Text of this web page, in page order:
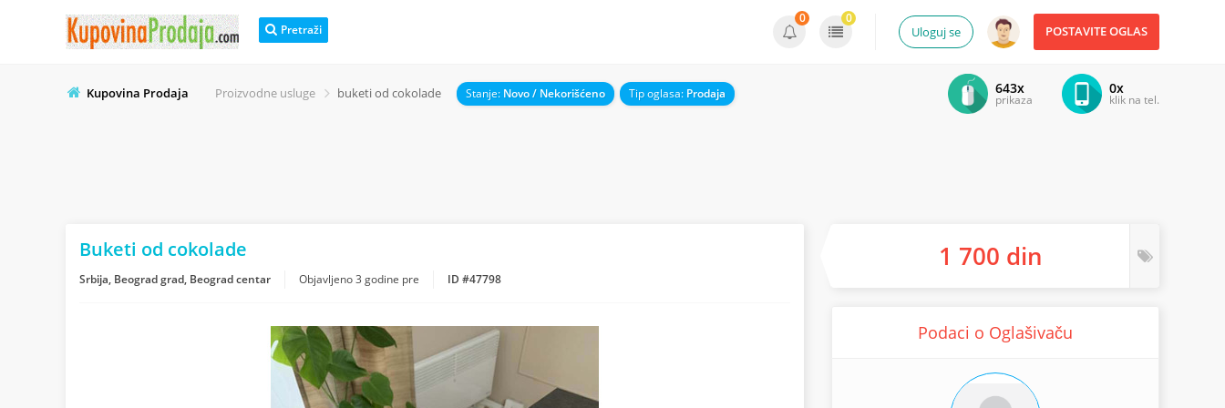
Pretraži POSTAVITE OGLAS
Uloguj se
0 0
Kupovina Prodaja Proizvodne usluge buketi od cokolade Stanje: Novo / Nekorišćeno Tip oglasa: Prodaja 0x
klik na tel.
643x
prikaza
Buketi od cokolade
Srbija, Beograd grad, Beograd centar Objavljeno3 godine pre ID #47798
1 700 din
Podaci o Oglašivaču